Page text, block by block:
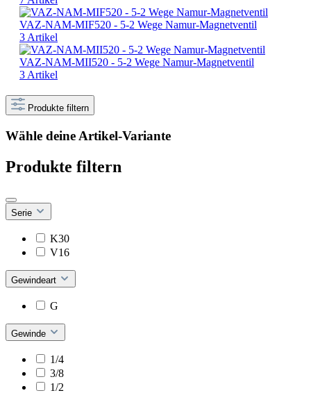
VAZ-NAM-MIF520 - 5-2 Wege Namur-Magnetventil
3 Artikel
VAZ-NAM-MII520 - 5-2 Wege Namur-Magnetventil
3 Artikel
Produkte filtern
Wähle deine Artikel-Variante
Produkte filtern
Serie
K30
V16
Gewindeart
G
Gewinde
1/4
3/8
1/2